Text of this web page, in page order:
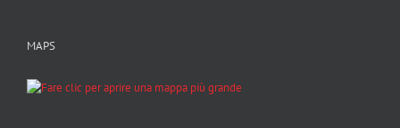
MAPS